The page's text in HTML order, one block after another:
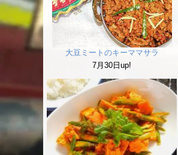
大豆ミートのキーママサラ
7月30日up!